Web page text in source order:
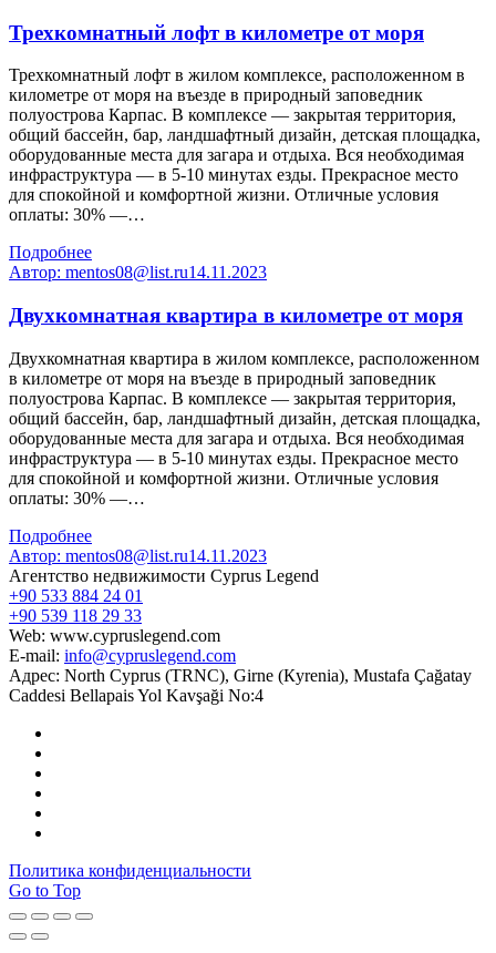
Трехкомнатный лофт в километре от моря
Трехкомнатный лофт в жилом комплексе, расположенном в
километре от моря на въезде в природный заповедник
полуострова Карпас. В комплексе — закрытая территория,
общий бассейн, бар, ландшафтный дизайн, детская площадка,
оборудованные места для загара и отдыха. Вся необходимая
инфраструктура — в 5-10 минутах езды. Прекрасное место
для спокойной и комфортной жизни. Отличные условия
оплаты: 30% —…
Подробнее
Автор: mentos08@list.ru14.11.2023
Двухкомнатная квартира в километре от моря
Двухкомнатная квартира в жилом комплексе, расположенном
в километре от моря на въезде в природный заповедник
полуострова Карпас. В комплексе — закрытая территория,
общий бассейн, бар, ландшафтный дизайн, детская площадка,
оборудованные места для загара и отдыха. Вся необходимая
инфраструктура — в 5-10 минутах езды. Прекрасное место
для спокойной и комфортной жизни. Отличные условия
оплаты: 30% —…
Подробнее
Автор: mentos08@list.ru14.11.2023
Агентство недвижимости Cyprus Legend
+90 533 884 24 01
+90 539 118 29 33
Web: www.cypruslegend.com
E-mail: info@cypruslegend.com
Адрес: North Cyprus (ТRNC), Girne (Кyrenia), Mustafa Çağatay
Caddesi Bellapais Yol Kavşaği No:4
Политика конфиденциальности
Go to Top